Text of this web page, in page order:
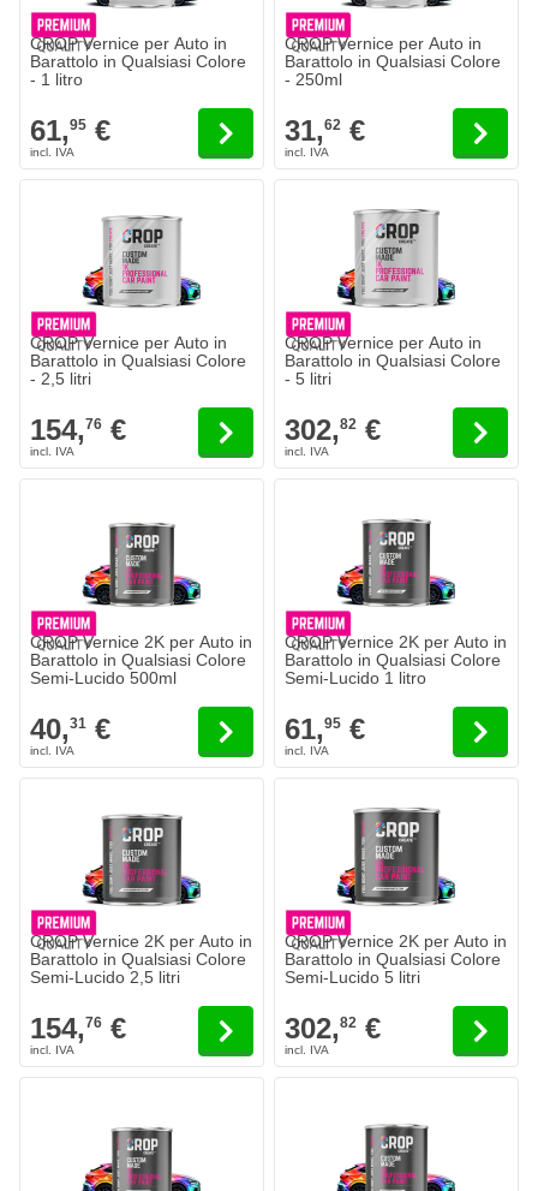
CROP Vernice per Auto in
Barattolo in Qualsiasi Colore
- 1 litro
61,95 €
CROP Vernice per Auto in
Barattolo in Qualsiasi Colore
- 250ml
31,62 €
CROP Vernice per Auto in
Barattolo in Qualsiasi Colore
- 2,5 litri
154,76 €
CROP Vernice per Auto in
Barattolo in Qualsiasi Colore
- 5 litri
302,82 €
CROP Vernice 2K per Auto in
Barattolo in Qualsiasi Colore
Semi-Lucido 500ml
40,31 €
CROP Vernice 2K per Auto in
Barattolo in Qualsiasi Colore
Semi-Lucido 1 litro
61,95 €
CROP Vernice 2K per Auto in
Barattolo in Qualsiasi Colore
Semi-Lucido 2,5 litri
154,76 €
CROP Vernice 2K per Auto in
Barattolo in Qualsiasi Colore
Semi-Lucido 5 litri
302,82 €